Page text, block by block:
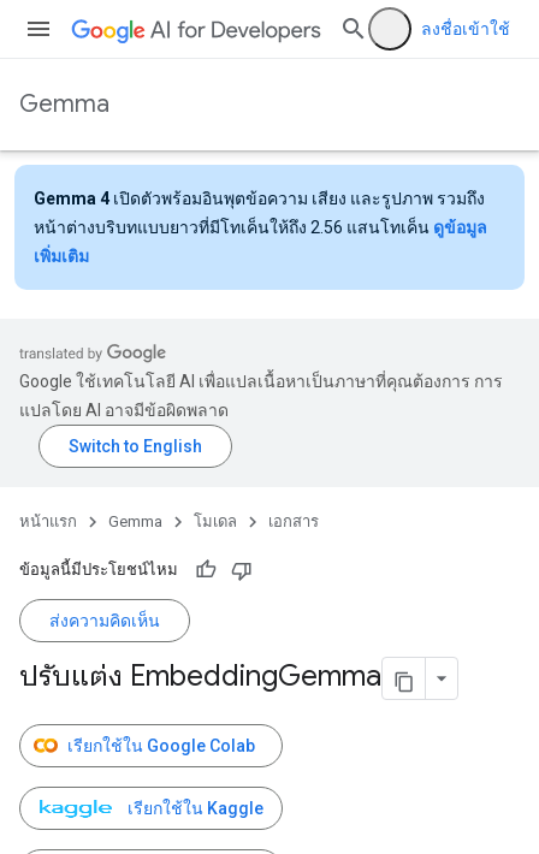
ลงชื่อเข้าใช้
Gemma
Gemma 4 เปิดตัวพร้อมอินพุตข้อความ เสียง และรูปภาพ รวมถึง
หน้าต่างบริบทแบบยาวที่มีโทเค็นให้ถึง 2.56 แสนโทเค็น ดูข้อมูล
เพิ่มเติม
Google ใช้เทคโนโลยี AI เพื่อแปลเนื้อหาเป็นภาษาที่คุณต้องการ การ
แปลโดย AI อาจมีข้อผิดพลาด
หน้าแรก Gemma โมเดล เอกสาร
ข้อมูลนี้มีประโยชน์ไหม
ส่งความคิดเห็น
ปรับแต่ง EmbeddingGemma
เรียกใช้ใน Google Colab
เรียกใช้ใน Kaggle